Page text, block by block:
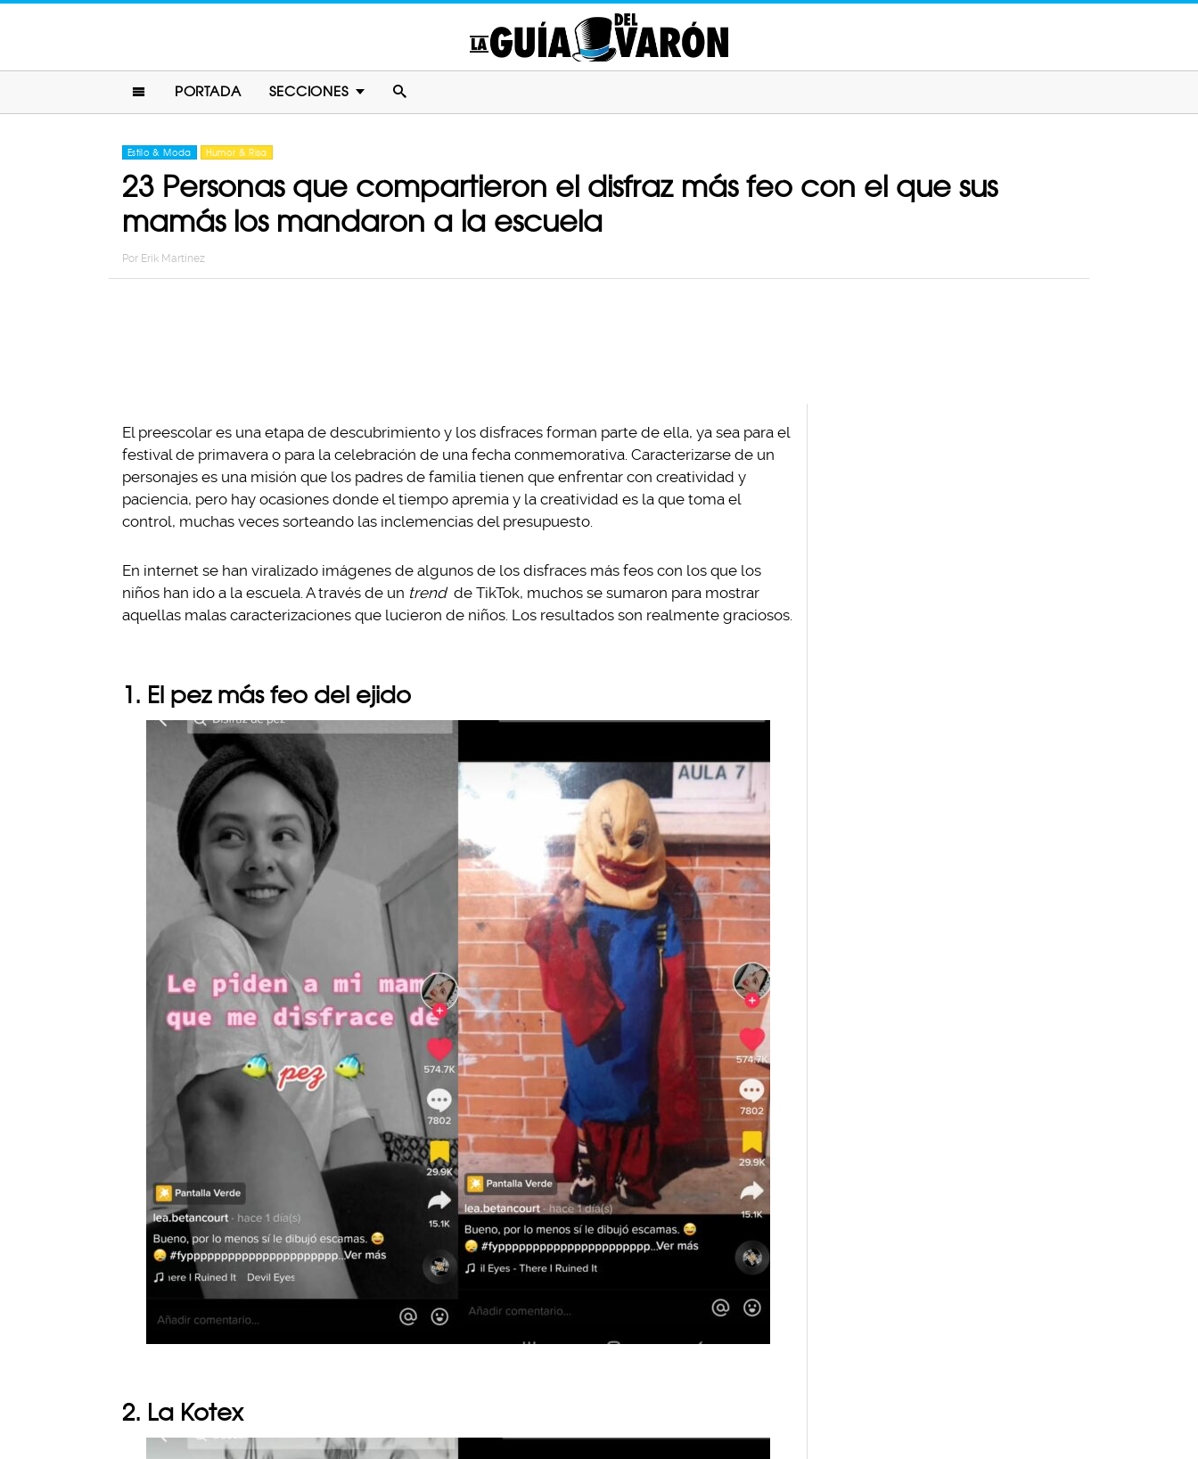
PORTADA SECCIONES
Estilo & Moda Humor & Risa
23 Personas que compartieron el disfraz más feo con el que sus
mamás los mandaron a la escuela
Por Erik Martinez
El preescolar es una etapa de descubrimiento y los disfraces forman parte de ella, ya sea para el
festival de primavera o para la celebración de una fecha conmemorativa. Caracterizarse de un
personajes es una misión que los padres de familia tienen que enfrentar con creatividad y
paciencia, pero hay ocasiones donde el tiempo apremia y la creatividad es la que toma el
control, muchas veces sorteando las inclemencias del presupuesto.
En internet se han viralizado imágenes de algunos de los disfraces más feos con los que los
niños han ido a la escuela. A través de un trend de TikTok, muchos se sumaron para mostrar
aquellas malas caracterizaciones que lucieron de niños. Los resultados son realmente graciosos.
1. El pez más feo del ejido
2. La Kotex